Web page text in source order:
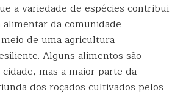
a variedade de espécies contribui
alimentar da comunidade
de uma agricultura
Alguns alimentos são
mas a maior parte da
dos roçados cultivados pelos